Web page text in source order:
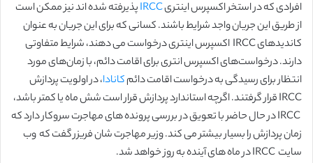
افرادی که در استخر اکسپرس اینتریIRCCپذیرفته شده اند نیز ممکن است
از طریق این جریان واجد شرایط باشند. کسانی که برای این جریان به عنوان
کاندیدهای IRCC اکسپرس اینتری درخواست می دهند، شرایط متفاوتی
دارند. درخواست‌های اکسپرس انتری برای اقامت دائم، با زمان‌های مورد
انتظار برای رسیدگی به درخواست اقامت دائمکانادا، در اولویت پردازش
IRCC قرار گرفتند. اگرچه استاندارد پردازش قرار است شش ماه یا کمتر باشد،
IRCC در حال حاضر با تعویق در بررسی پرونده های مهاجرت سروکار دارد که
زمان پردازش را بسیار بیشتر می کند. وزیر مهاجرت شان فریزر گفت که وب
سایت IRCC در ماه های آینده به روز خواهد شد.